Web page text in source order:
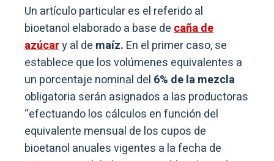
Un artículo particular es el referido al
bioetanol elaborado a base decaña de
azúcary al de maíz. En el primer caso, se
establece que los volúmenes equivalentes a
un porcentaje nominal del 6% de la mezcla
obligatoria serán asignados a las productoras
“efectuando los cálculos en función del
equivalente mensual de los cupos de
bioetanol anuales vigentes a la fecha de